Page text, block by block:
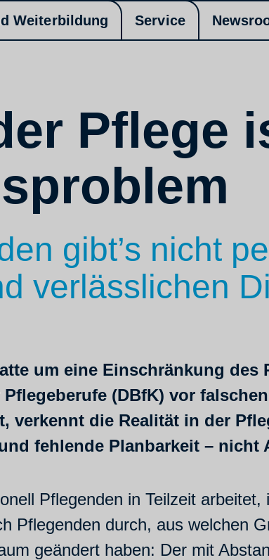
Weiterbildung Service
Pflege
gibt’s nicht
verlässlichen
um eine Einschränkung des
(DBfK) vor
verkennt die Realität in der
fehlende Planbarkeit – nicht
Pflegenden in Teilzeit
Pflegenden durch, aus welchen
geändert haben: Der mit